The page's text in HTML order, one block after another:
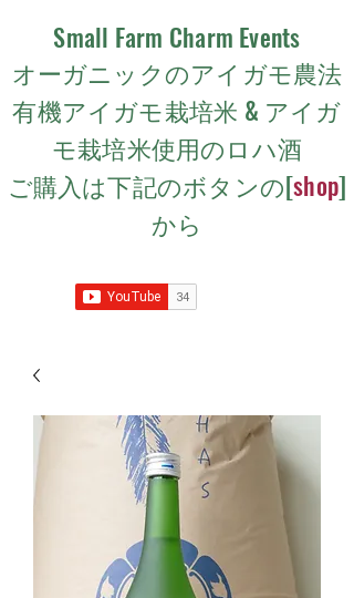
Small Farm Charm Events
オーガニックのアイガモ農法
有機アイガモ栽培米 & アイガ
モ栽培米使用のロハ酒
​ご購入は下記のボタンの[shop]
から